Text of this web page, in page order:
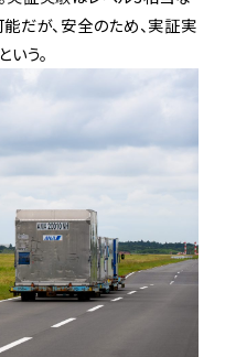
だが、安全のため、実証実
う。